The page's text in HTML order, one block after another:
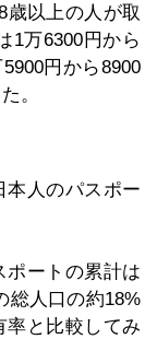
歳以上の人が取
1万6300円から
円から8900
。
本人のパスポー
ポートの累計は
総人口の約18%
率と比較してみ